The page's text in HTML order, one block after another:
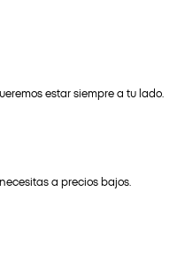
estar siempre a tu lado.
a precios bajos.